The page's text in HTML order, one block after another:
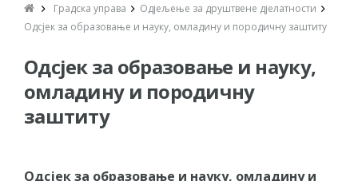
СУФИНАНСИРАЊЕ КУПОВИНЕ СЕОСКЕ
КУЋЕ СА ОКУЋНИЦОМ НА ТЕРИТОРИЈИ
ГРАДА БИЈЕЉИНА ЗА 2026. ГОДИНУ
Обавјештење за предузетника - Ненад
ПРЕЛИМИНАРНA РАНГ ЛИСТA
Градска управа
Одјељење за друштвене дјелатности
Одсјек за образовање и науку, омладину и породичну заштиту
Одсјек за образовање и науку,
омладину и породичну
заштиту
Одсјек за образовање и науку, омладину и